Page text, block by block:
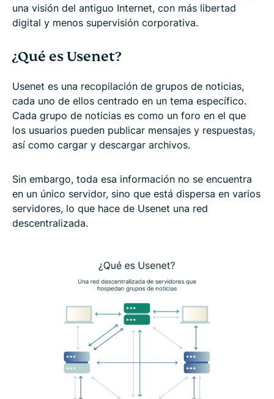
una visión del antiguo Internet, con más libertad
digital y menos supervisión corporativa.
¿Qué es Usenet?
Usenet es una recopilación de grupos de noticias,
cada uno de ellos centrado en un tema específico.
Cada grupo de noticias es como un foro en el que
los usuarios pueden publicar mensajes y respuestas,
así como cargar y descargar archivos.
Sin embargo, toda esa información no se encuentra
en un único servidor, sino que está dispersa en varios
servidores, lo que hace de Usenet una red
descentralizada.